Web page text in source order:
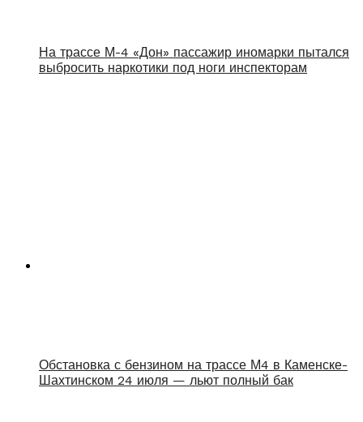
На трассе М-4 «Дон» пассажир иномарки пытался
выбросить наркотики под ноги инспекторам
Обстановка с бензином на трассе М4 в Каменске-
Шахтинском 24 июля — льют полный бак